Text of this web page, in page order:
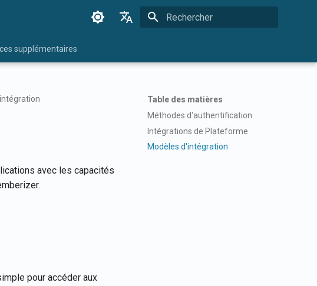
Français
Deutsch
supplémentaires
Table des matières
Méthodes d'authentification
Intégrations de Plateforme
Modèles d'intégration
avec les capacités
pour accéder aux